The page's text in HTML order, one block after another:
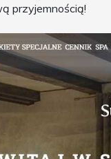
przyjemnością!